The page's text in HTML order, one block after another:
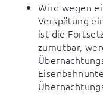
Wird wegen
Verspätung
ist die
zumutbar,